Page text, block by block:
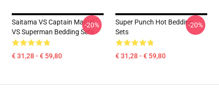
Saitama VS Captain Marvel
VS Superman Bedding Sets
€ 31,28 - € 59,80
-20%
Super Punch Hot Bedding
Sets
€ 31,28 - € 59,80
-20%